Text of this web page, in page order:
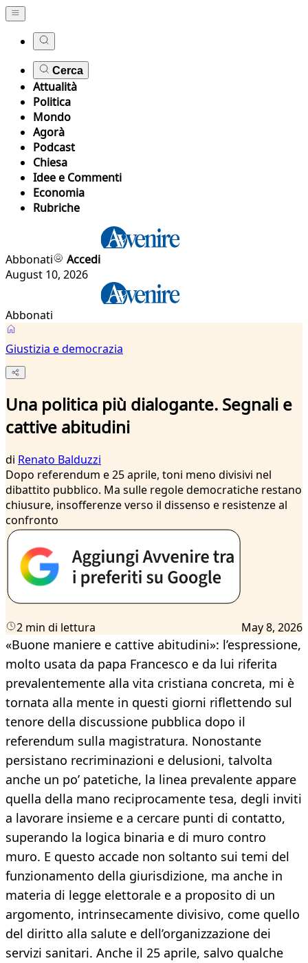
Cerca
Attualità
Politica
Mondo
Agorà
Podcast
Chiesa
Idee e Commenti
Economia
Rubriche
Abbonati
Accedi
August 10, 2026
Abbonati
Giustizia e democrazia
Una politica più dialogante. Segnali e
cattive abitudini
di Renato Balduzzi
Dopo referendum e 25 aprile, toni meno divisivi nel
dibattito pubblico. Ma sulle regole democratiche restano
chiusure, insofferenze verso il dissenso e resistenze al
confronto
2 min di lettura May 8, 2026
«Buone maniere e cattive abitudini»: l’espressione,
molto usata da papa Francesco e da lui riferita
prevalentemente alla vita cristiana concreta, mi è
tornata alla mente in questi giorni riflettendo sul
tenore della discussione pubblica dopo il
referendum sulla magistratura. Nonostante
persistano recriminazioni e delusioni, talvolta
anche un po’ patetiche, la linea prevalente appare
quella della mano reciprocamente tesa, degli inviti
a lavorare insieme e a cercare punti di contatto,
superando la logica binaria e di muro contro
muro. E questo accade non soltanto sui temi del
funzionamento della giurisdizione, ma anche in
materia di legge elettorale e a proposito di un
argomento, intrinsecamente divisivo, come quello
del diritto alla salute e dell’organizzazione dei
servizi sanitari. Anche il 25 aprile, salvo qualche